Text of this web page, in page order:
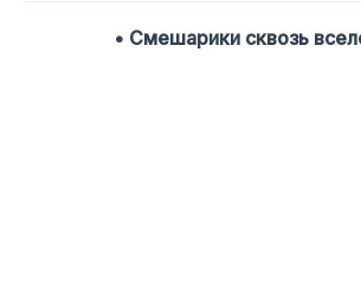
• Смешарики сквозь